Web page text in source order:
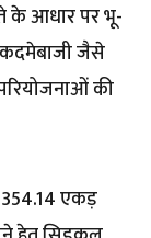
के आधार पर भू-
जैसे
की
एकड़